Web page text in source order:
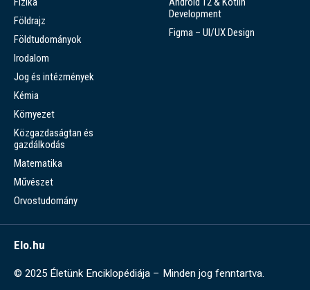
Földrajz
Földtudományok
Irodalom
Jog és intézmények
Kémia
Környezet
Közgazdaságtan és
gazdálkodás
Matematika
Művészet
Orvostudomány
Development
Figma – UI/UX Design
Elo.hu
© 2025 Életünk Enciklopédiája – Minden jog fenntartva.